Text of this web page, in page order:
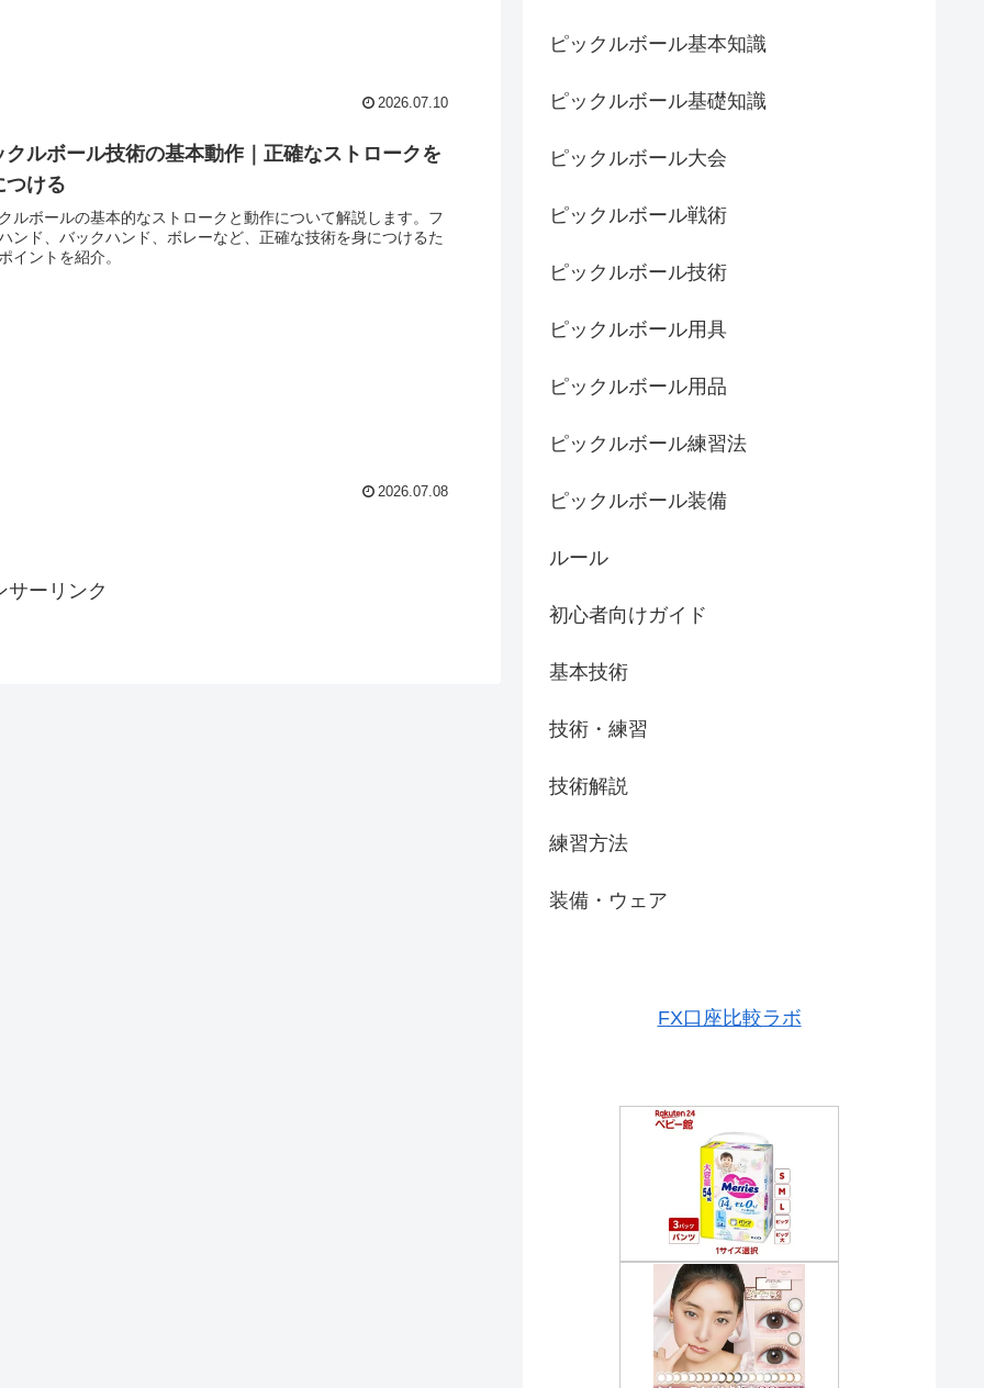
2026.07.10
クルボール技術の基本動作｜正確なストロークを
つける
ルボールの基本的なストロークと動作について解説します。フ
ンド、バックハンド、ボレーなど、正確な技術を身につけるた
イントを紹介。
2026.07.08
サーリンク
ピックルボール基本知識
ピックルボール基礎知識
ピックルボール大会
ピックルボール戦術
ピックルボール技術
ピックルボール用具
ピックルボール用品
ピックルボール練習法
ピックルボール装備
ルール
初心者向けガイド
基本技術
技術・練習
技術解説
練習方法
装備・ウェア
FX口座比較ラボ